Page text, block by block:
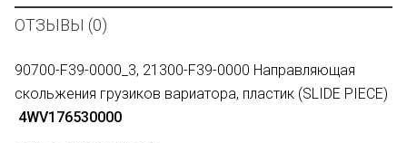
ОТЗЫВЫ (0)
90700-F39-0000_3, 21300-F39-0000 Направляющая
скольжения грузиков вариатора, пластик (SLIDE PIECE)
4WV176530000